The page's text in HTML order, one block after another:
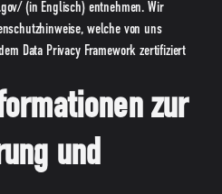
(in Englisch) entnehmen. Wir
welche von uns
Data Privacy Framework zertifiziert
zur
und